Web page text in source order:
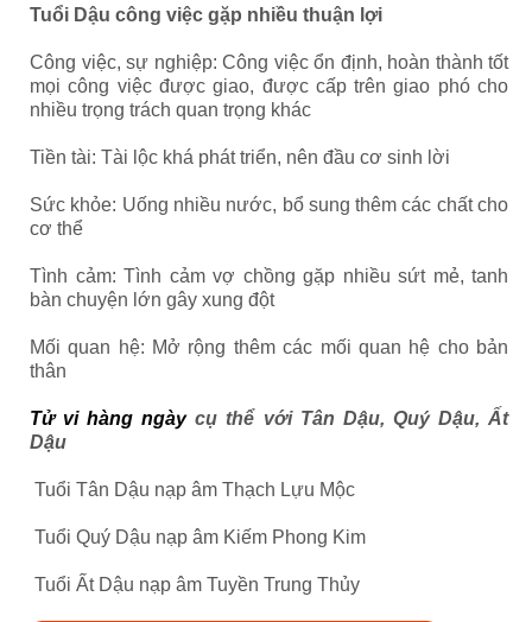
Tuổi Dậu công việc gặp nhiều thuận lợi
Công việc, sự nghiệp: Công việc ổn định, hoàn thành tốt
mọi công việc được giao, được cấp trên giao phó cho
nhiều trọng trách quan trọng khác
Tiền tài: Tài lộc khá phát triển, nên đầu cơ sinh lời
Sức khỏe: Uống nhiều nước, bổ sung thêm các chất cho
cơ thể
Tình cảm: Tình cảm vợ chồng gặp nhiều sứt mẻ, tanh
bàn chuyện lớn gây xung đột
Mối quan hệ: Mở rộng thêm các mối quan hệ cho bản
thân
Tử vi hàng ngàycụ thể với Tân Dậu, Quý Dậu, Ất
Dậu
Tuổi Tân Dậu nạp âm Thạch Lựu Mộc
Tuổi Quý Dậu nạp âm Kiếm Phong Kim
Tuổi Ất Dậu nạp âm Tuyền Trung Thủy